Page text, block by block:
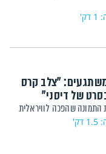
"צלב קרס
של דיסני"
התמונה שהפכה לוויראלית